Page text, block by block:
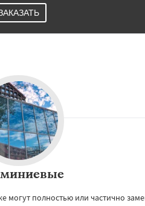
могут полностью или частично